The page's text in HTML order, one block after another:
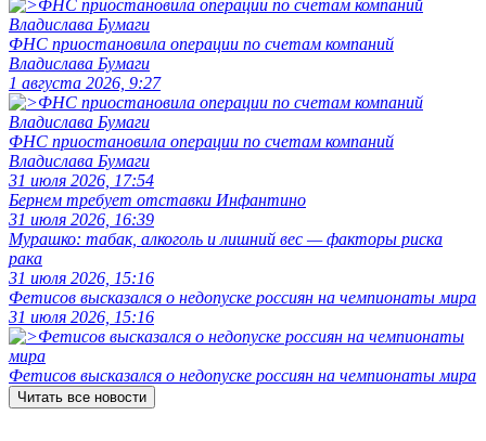
ФНС приостановила операции по счетам компаний
Владислава Бумаги
1 августа 2026, 9:27
ФНС приостановила операции по счетам компаний
Владислава Бумаги
31 июля 2026, 17:54
Бернем требует отставки Инфантино
31 июля 2026, 16:39
Мурашко: табак, алкоголь и лишний вес — факторы риска
рака
31 июля 2026, 15:16
Фетисов высказался о недопуске россиян на чемпионаты мира
31 июля 2026, 15:16
Фетисов высказался о недопуске россиян на чемпионаты мира
Читать все новости